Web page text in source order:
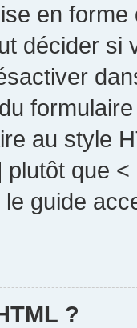
en
décider
au style
que
guide
?